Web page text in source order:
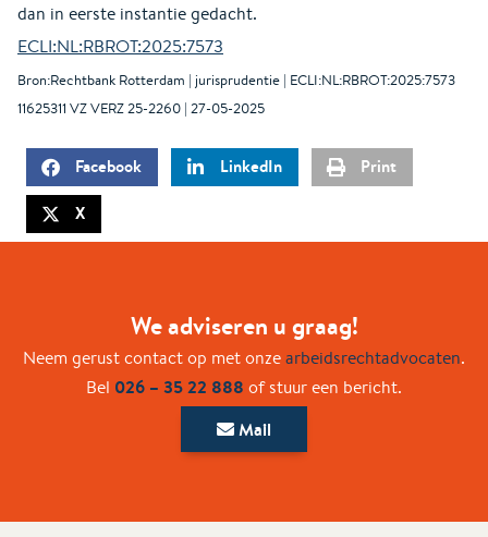
dan in eerste instantie gedacht.
ECLI:NL:RBROT:2025:7573
Bron:Rechtbank Rotterdam | jurisprudentie | ECLI:NL:RBROT:2025:7573
11625311 VZ VERZ 25-2260 | 27-05-2025
Facebook LinkedIn Print
X
We adviseren u graag!
Neem gerust contact op met onzearbeidsrechtadvocaten.
Bel 026 – 35 22 888 of stuur een bericht.
Mail